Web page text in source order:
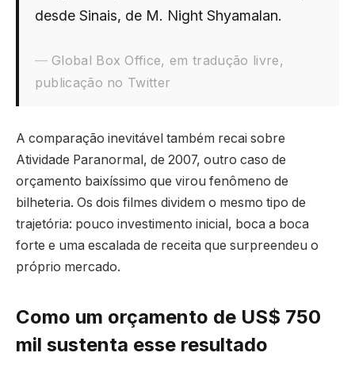
desde Sinais, de M. Night Shyamalan.
Global Box Office, em tradução livre,
publicação no Twitter
A comparação inevitável também recai sobre
Atividade Paranormal, de 2007, outro caso de
orçamento baixíssimo que virou fenômeno de
bilheteria. Os dois filmes dividem o mesmo tipo de
trajetória: pouco investimento inicial, boca a boca
forte e uma escalada de receita que surpreendeu o
próprio mercado.
Como um orçamento de US$ 750
mil sustenta esse resultado